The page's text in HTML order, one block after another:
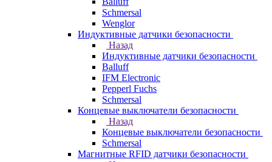
Schmersal
Wenglor
Индуктивные датчики безопасности
Назад
Индуктивные датчики безопасности
Balluff
IFM Electronic
Pepperl Fuchs
Schmersal
Концевые выключатели безопасности
Назад
Концевые выключатели безопасности
Schmersal
Магнитные RFID датчики безопасности